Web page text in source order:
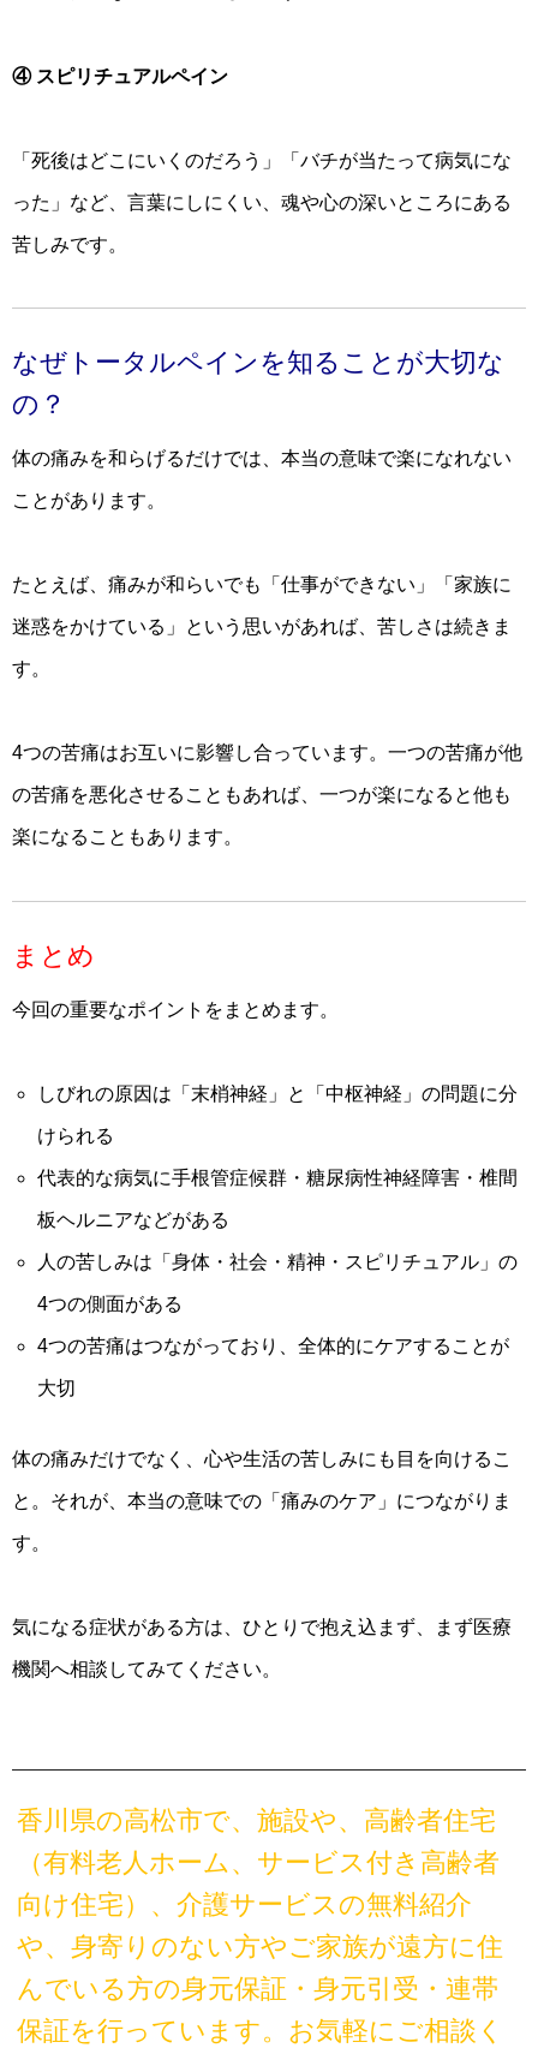
④ スピリチュアルペイン
「死後はどこにいくのだろう」「バチが当たって病気にな
った」など、言葉にしにくい、魂や心の深いところにある
苦しみです。
なぜトータルペインを知ることが大切な
の？
体の痛みを和らげるだけでは、本当の意味で楽になれない
ことがあります。
たとえば、痛みが和らいでも「仕事ができない」「家族に
迷惑をかけている」という思いがあれば、苦しさは続きま
す。
4つの苦痛はお互いに影響し合っています。一つの苦痛が他
の苦痛を悪化させることもあれば、一つが楽になると他も
楽になることもあります。
まとめ
今回の重要なポイントをまとめます。
しびれの原因は「末梢神経」と「中枢神経」の問題に分
けられる
代表的な病気に手根管症候群・糖尿病性神経障害・椎間
板ヘルニアなどがある
人の苦しみは「身体・社会・精神・スピリチュアル」の
4つの側面がある
4つの苦痛はつながっており、全体的にケアすることが
大切
体の痛みだけでなく、心や生活の苦しみにも目を向けるこ
と。それが、本当の意味での「痛みのケア」につながりま
す。
気になる症状がある方は、ひとりで抱え込まず、まず医療
機関へ相談してみてください。
香川県の高松市で、施設や、高齢者住宅
（有料老人ホーム、サービス付き高齢者
向け住宅）、介護サービスの無料紹介
や、身寄りのない方やご家族が遠方に住
んでいる方の身元保証・身元引受・連帯
保証を行っています。お気軽にご相談く